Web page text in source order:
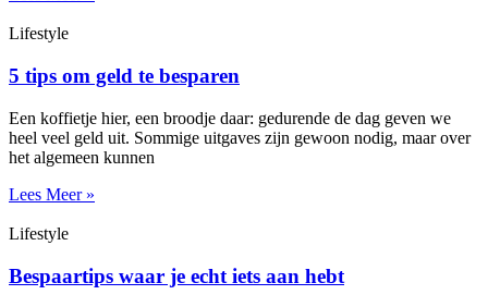
Lifestyle
5 tips om geld te besparen
Een koffietje hier, een broodje daar: gedurende de dag geven we
heel veel geld uit. Sommige uitgaves zijn gewoon nodig, maar over
het algemeen kunnen
Lees Meer »
Lifestyle
Bespaartips waar je echt iets aan hebt